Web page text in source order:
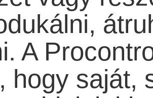
A
hogy saját,